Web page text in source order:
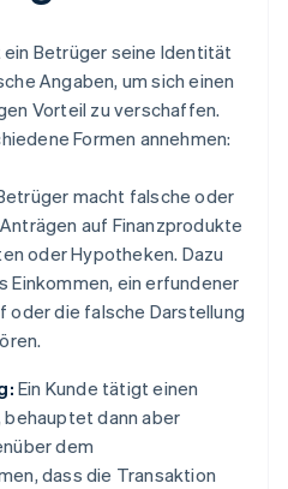
Betrüger seine Identität
Angaben, um sich einen
Vorteil zu verschaffen.
Formen annehmen:
macht falsche oder
auf Finanzprodukte
oder Hypotheken. Dazu
Einkommen, ein erfundener
oder die falsche Darstellung
Ein Kunde tätigt einen
behauptet dann aber
dem
dass die Transaktion